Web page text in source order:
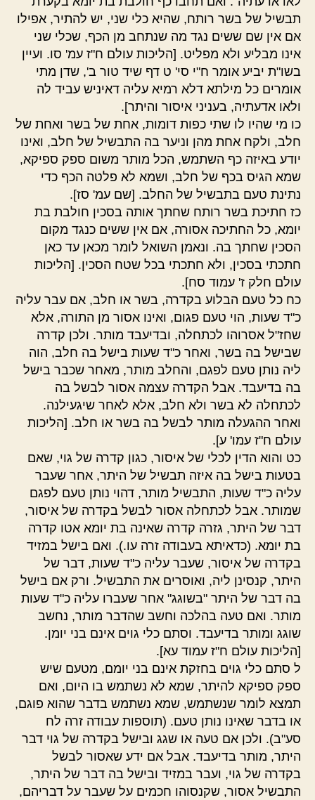
תבשיל של בשר רותח, שהיא כלי שני, יש להתיר, אפילו
אם אין שם ששים נגד מה שנתחב מן הכף, שכלי שני
אינו מבליע ולא מפליט. [הליכות עולם ח"ז עמ' סו. ועיין
בשו"ת יביע אומר ח"י סי' ט דף שיד טור ב', שדן מתי
אומרים כל מילתא דלא רמיא עליה דאיניש עביד לה
ולאו אדעתיה, בעניני איסור והיתר].
כו מי שהיו לו שתי כפות דומות, אחת של בשר ואחת של
חלב, ולקח אחת מהן וניער בה התבשיל של חלב, ואינו
יודע באיזה כף השתמש, הכל מותר משום ספק ספיקא,
שמא הגיס בכף של חלב, ושמא לא פלטה הכף כדי
נתינת טעם בתבשיל של החלב. [שם עמ' סז].
כז חתיכת בשר רותח שחתך אותה בסכין חולבת בת
יומא, כל החתיכה אסורה, אם אין ששים כנגד מקום
הסכין שחתך בה. ונאמן השואל לומר מכאן עד כאן
חתכתי בסכין, ולא חתכתי בכל שטח הסכין. [הליכות
עולם חלק ז' עמוד סח].
כח כל טעם הבלוע בקדרה, בשר או חלב, אם עבר עליה
כ"ד שעות, הוי טעם פגום, ואינו אסור מן התורה, אלא
שחז"ל אסרוהו לכתחלה, ובדיעבד מותר. ולכן קדרה
שבישל בה בשר, ואחר כ"ד שעות בישל בה חלב, הוה
ליה נותן טעם לפגם, והחלב מותר, מאחר שכבר בישל
בה בדיעבד. אבל הקדרה עצמה אסור לבשל בה
לכתחלה לא בשר ולא חלב, אלא לאחר שיגעילנה.
ואחר ההגעלה מותר לבשל בה בשר או חלב. [הליכות
עולם ח"ז עמו' ע].
כט והוא הדין לכלי של איסור, כגון קדרה של גוי, שאם
בטעות בישל בה איזה תבשיל של היתר, אחר שעבר
עליה כ"ד שעות, התבשיל מותר, דהוי נותן טעם לפגם
שמותר. אבל לכתחלה אסור לבשל בקדרה של איסור,
דבר של היתר, גזרה קדרה שאינה בת יומא אטו קדרה
בת יומא. (כדאיתא בעבודה זרה עו.). ואם בישל במזיד
בקדרה של איסור, שעבר עליה כ"ד שעות, דבר של
היתר, קנסינן ליה, ואוסרים את התבשיל. ורק אם בישל
בה דבר של היתר "בשוגג" אחר שעברו עליה כ"ד שעות
מותר. ואם טעה בהלכה וחשב שהדבר מותר, נחשב
שוגג ומותר בדיעבד. וסתם כלי גוים אינם בני יומן.
[הליכות עולם ח"ז עמוד עא].
ל סתם כלי גוים בחזקת אינם בני יומם, מטעם שיש
ספק ספיקא להיתר, שמא לא נשתמש בו היום, ואם
תמצא לומר שנשתמש, שמא נשתמש בדבר שהוא פוגם,
או בדבר שאינו נותן טעם. (תוספות עבודה זרה לח
סע"ב). ולכן אם טעה או שגג ובישל בקדרה של גוי דבר
היתר, מותר בדיעבד. אבל אם ידע שאסור לבשל
בקדרה של גוי, ועבר במזיד ובישל בה דבר של היתר,
התבשיל אסור, שקנסוהו חכמים על שעבר על דבריהם,